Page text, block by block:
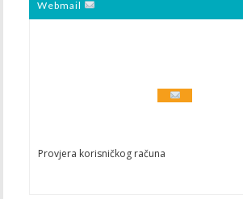
Webmail
Provjera korisničkog računa